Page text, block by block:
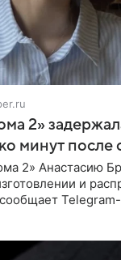
2»
минут
2» Анастасию
и
Telegram-